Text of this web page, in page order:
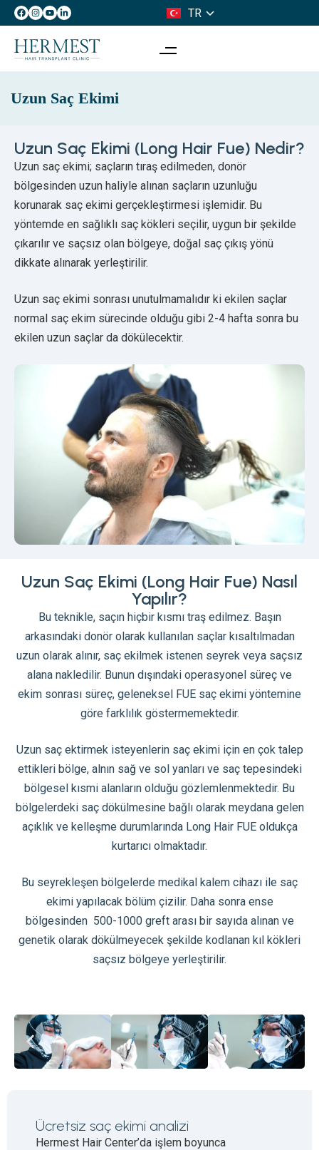
TR
IT
Uzun Saç Ekimi
Uzun Saç Ekimi (Long Hair Fue) Nedir?
Uzun saç ekimi; saçların tıraş edilmeden, donör
bölgesinden uzun haliyle alınan saçların uzunluğu
korunarak saç ekimi gerçekleştirmesi işlemidir. Bu
yöntemde en sağlıklı saç kökleri seçilir, uygun bir şekilde
çıkarılır ve saçsız olan bölgeye, doğal saç çıkış yönü
dikkate alınarak yerleştirilir.
Uzun saç ekimi sonrası unutulmamalıdır ki ekilen saçlar
normal saç ekim sürecinde olduğu gibi 2-4 hafta sonra bu
ekilen uzun saçlar da dökülecektir.
Uzun Saç Ekimi (Long Hair Fue) Nasıl
Yapılır?
Bu teknikle, saçın hiçbir kısmı traş edilmez. Başın
arkasındaki donör olarak kullanılan saçlar kısaltılmadan
uzun olarak alınır, saç ekilmek istenen seyrek veya saçsız
alana nakledilir. Bunun dışındaki operasyonel süreç ve
ekim sonrası süreç, geleneksel FUE saç ekimi yöntemine
göre farklılık göstermemektedir.
Uzun saç ektirmek isteyenlerin saç ekimi için en çok talep
ettikleri bölge, alnın sağ ve sol yanları ve saç tepesindeki
bölgesel kısmi alanların olduğu gözlemlenmektedir. Bu
bölgelerdeki saç dökülmesine bağlı olarak meydana gelen
açıklık ve kelleşme durumlarında Long Hair FUE oldukça
kurtarıcı olmaktadır.
Bu seyrekleşen bölgelerde medikal kalem cihazı ile saç
ekimi yapılacak bölüm çizilir. Daha sonra ense
bölgesinden 500-1000 greft arası bir sayıda alınan ve
genetik olarak dökülmeyecek şekilde kodlanan kıl kökleri
saçsız bölgeye yerleştirilir.
Ücretsiz saç ekimi analizi
Hermest Hair Center’da işlem boyunca